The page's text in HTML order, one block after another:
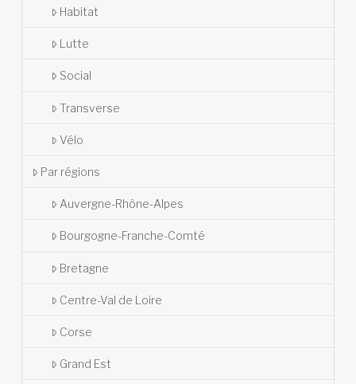
Habitat
Lutte
Social
Transverse
Vélo
Par régions
Auvergne-Rhône-Alpes
Bourgogne-Franche-Comté
Bretagne
Centre-Val de Loire
Corse
Grand Est